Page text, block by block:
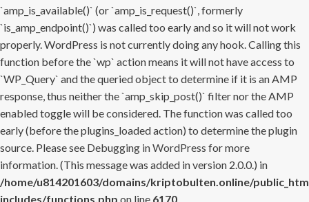
`amp_is_available()` (or `amp_is_request()`, formerly
`is_amp_endpoint()`) was called too early and so it will not work
properly. WordPress is not currently doing any hook. Calling this
function before the `wp` action means it will not have access to
`WP_Query` and the queried object to determine if it is an AMP
response, thus neither the `amp_skip_post()` filter nor the AMP
enabled toggle will be considered. The function was called too
early (before the plugins_loaded action) to determine the plugin
source. Please see Debugging in WordPress for more
information. (This message was added in version 2.0.0.) in
/home/u814201603/domains/kriptobulten.online/
includes/functions.php on line 6170